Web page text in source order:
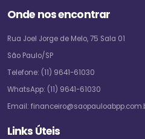
Onde nos encontrar
Rua Joel Jorge de Melo, 75 Sala 01
São Paulo/SP
Telefone: (11) 9641-61030
WhatsApp: (11) 9641-61030
Email:
Links Úteis